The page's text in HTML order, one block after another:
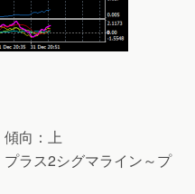
傾向：上
プラス2シグマライン～プ